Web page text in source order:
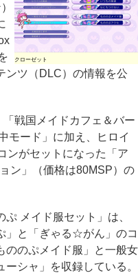
クローゼット
ンツ（DLC）の情報を公
戦国メイドカフェ＆バー
モード」に加え、ヒロイ
ンがセットになった「ア
ン」（価格は80MSP）の
メイド服セット」は、
」と「ぎゃる☆がん」のコ
ののぷメイド服」と一般女
シャ」を収録している。